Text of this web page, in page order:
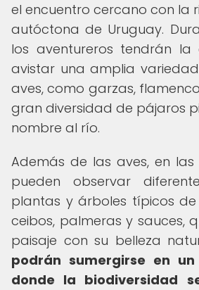
el encuentro cercano con la
autóctona de Uruguay.
los aventureros tendrán
avistar una amplia
aves, como garzas,
gran diversidad de pájaros
nombre al río.
Además de las aves, en
pueden observar
plantas y árboles típicos
ceibos, palmeras y sauces,
paisaje con su belleza
podrán sumergirse en
donde la biodiversidad